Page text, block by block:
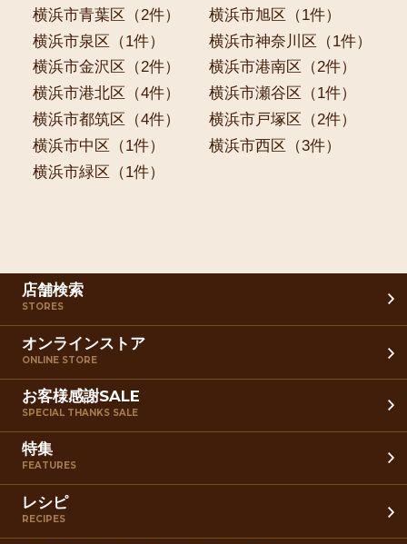
横浜市青葉区 （2件） 横浜市旭区 （1件）
横浜市泉区 （1件） 横浜市神奈川区 （1件）
横浜市金沢区
（2件） 横浜市港南区
（2件）
横浜市港北区
（4件） 横浜市瀬谷区
（1件）
横浜市都筑区
（4件） 横浜市戸塚区
（2件）
横浜市中区
（1件） 横浜市西区
（3件）
横浜市緑区
（1件）
店舗検索
STORES
オンラインストア
ONLINE STORE
お客様感謝SALE
SPECIAL THANKS SALE
特集
FEATURES
レシピ
RECIPES